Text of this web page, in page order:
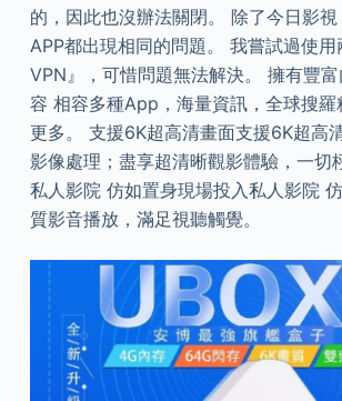
的，因此也沒辦法關閉。 除了今日影
APP都出現相同的問題。 我嘗試過使用
VPN』，可惜問題無法解決。 擁有豐
容 相容多種App，海量資訊，全球搜羅
更多。 支援6K超高清畫面支援6K超高
影像處理；盡享超清晰觀影體驗，一切
私人影院 仿如置身現場投入私人影院
質影音播放，滿足視聽觸覺。